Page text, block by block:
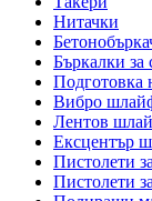
Нитачки
Бъркалки за
Подготовка
Вибро
Лентов
Ексцентър
Пистолети
Пистолети